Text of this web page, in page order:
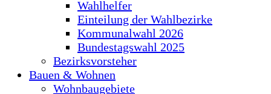
Wahlhelfer
Einteilung der Wahlbezirke
Kommunalwahl 2026
Bundestagswahl 2025
Bezirksvorsteher
Bauen & Wohnen
Wohnbaugebiete